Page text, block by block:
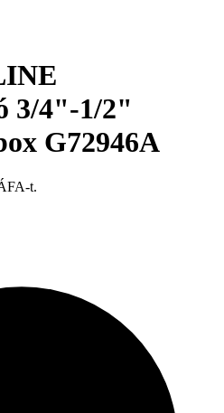
3/4"-1/2"
G72946A
t.